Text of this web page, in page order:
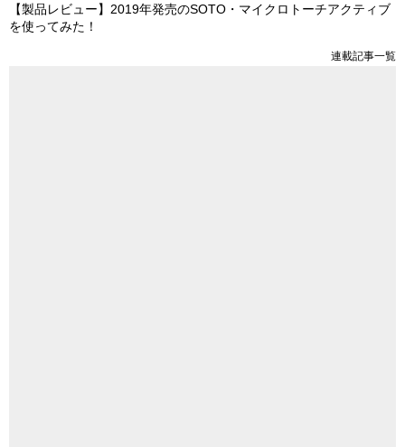
【製品レビュー】2019年発売のSOTO・マイクロトーチアクティブ
を使ってみた！
連載記事一覧